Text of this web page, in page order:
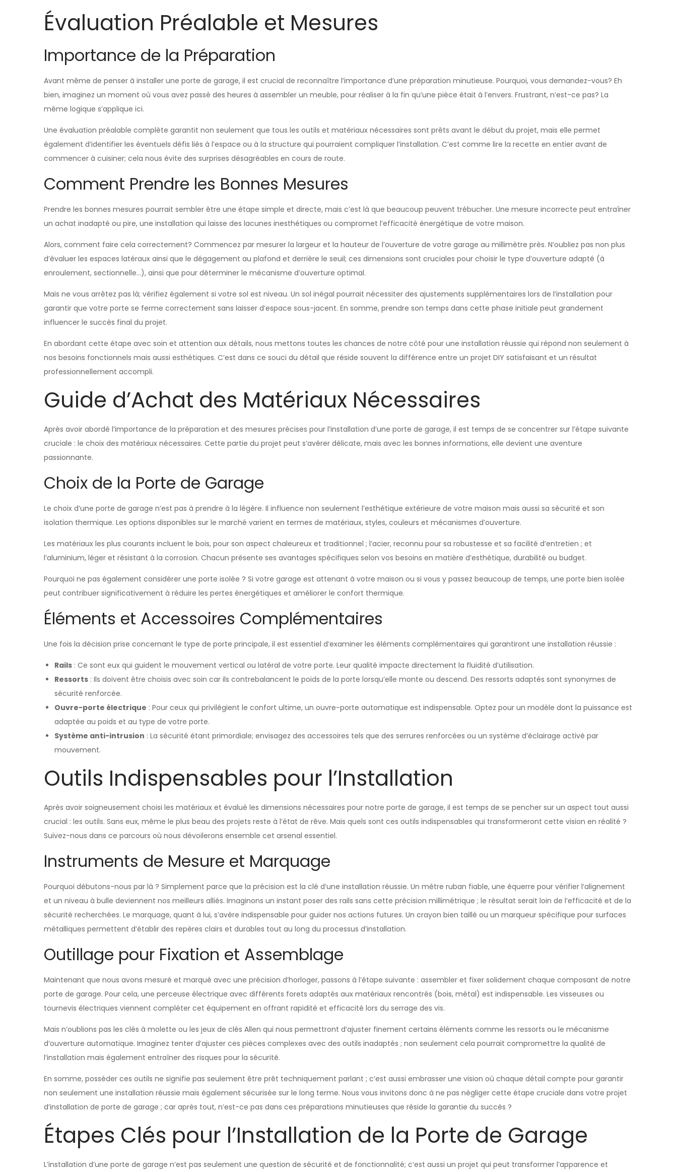
Évaluation Préalable et Mesures
Importance de la Préparation
Avant même de penser à installer une porte de garage, il est crucial de reconnaître l’importance d’une préparation minutieuse. Pourquoi, vous demandez-vous? Eh
bien, imaginez un moment où vous avez passé des heures à assembler un meuble, pour réaliser à la fin qu’une pièce était à l’envers. Frustrant, n’est-ce pas? La
même logique s’applique ici.
Une évaluation préalable complète garantit non seulement que tous les outils et matériaux nécessaires sont prêts avant le début du projet, mais elle permet
également d’identifier les éventuels défis liés à l’espace ou à la structure qui pourraient compliquer l’installation. C’est comme lire la recette en entier avant de
commencer à cuisiner; cela nous évite des surprises désagréables en cours de route.
Comment Prendre les Bonnes Mesures
Prendre les bonnes mesures pourrait sembler être une étape simple et directe, mais c’est là que beaucoup peuvent trébucher. Une mesure incorrecte peut entraîner
un achat inadapté ou pire, une installation qui laisse des lacunes inesthétiques ou compromet l’efficacité énergétique de votre maison.
Alors, comment faire cela correctement? Commencez par mesurer la largeur et la hauteur de l’ouverture de votre garage au millimètre près. N’oubliez pas non plus
d’évaluer les espaces latéraux ainsi que le dégagement au plafond et derrière le seuil; ces dimensions sont cruciales pour choisir le type d’ouverture adapté (à
enroulement, sectionnelle…), ainsi que pour déterminer le mécanisme d’ouverture optimal.
Mais ne vous arrêtez pas là; vérifiez également si votre sol est niveau. Un sol inégal pourrait nécessiter des ajustements supplémentaires lors de l’installation pour
garantir que votre porte se ferme correctement sans laisser d’espace sous-jacent. En somme, prendre son temps dans cette phase initiale peut grandement
influencer le succès final du projet.
En abordant cette étape avec soin et attention aux détails, nous mettons toutes les chances de notre côté pour une installation réussie qui répond non seulement à
nos besoins fonctionnels mais aussi esthétiques. C’est dans ce souci du détail que réside souvent la différence entre un projet DIY satisfaisant et un résultat
professionnellement accompli.
Guide d’Achat des Matériaux Nécessaires
Après avoir abordé l’importance de la préparation et des mesures précises pour l’installation d’une porte de garage, il est temps de se concentrer sur l’étape suivante
cruciale : le choix des matériaux nécessaires. Cette partie du projet peut s’avérer délicate, mais avec les bonnes informations, elle devient une aventure
passionnante.
Choix de la Porte de Garage
Le choix d’une porte de garage n’est pas à prendre à la légère. Il influence non seulement l’esthétique extérieure de votre maison mais aussi sa sécurité et son
isolation thermique. Les options disponibles sur le marché varient en termes de matériaux, styles, couleurs et mécanismes d’ouverture.
Les matériaux les plus courants incluent le bois, pour son aspect chaleureux et traditionnel ; l’acier, reconnu pour sa robustesse et sa facilité d’entretien ; et
l’aluminium, léger et résistant à la corrosion. Chacun présente ses avantages spécifiques selon vos besoins en matière d’esthétique, durabilité ou budget.
Pourquoi ne pas également considérer une porte isolée ? Si votre garage est attenant à votre maison ou si vous y passez beaucoup de temps, une porte bien isolée
peut contribuer significativement à réduire les pertes énergétiques et améliorer le confort thermique.
Éléments et Accessoires Complémentaires
Une fois la décision prise concernant le type de porte principale, il est essentiel d’examiner les éléments complémentaires qui garantiront une installation réussie :
Rails : Ce sont eux qui guident le mouvement vertical ou latéral de votre porte. Leur qualité impacte directement la fluidité d’utilisation.
Ressorts : Ils doivent être choisis avec soin car ils contrebalancent le poids de la porte lorsqu’elle monte ou descend. Des ressorts adaptés sont synonymes de
sécurité renforcée.
Ouvre-porte électrique : Pour ceux qui privilégient le confort ultime, un ouvre-porte automatique est indispensable. Optez pour un modèle dont la puissance est
adaptée au poids et au type de votre porte.
Système anti-intrusion : La sécurité étant primordiale; envisagez des accessoires tels que des serrures renforcées ou un système d’éclairage activé par
mouvement.
Outils Indispensables pour l’Installation
Après avoir soigneusement choisi les matériaux et évalué les dimensions nécessaires pour notre porte de garage, il est temps de se pencher sur un aspect tout aussi
crucial : les outils. Sans eux, même le plus beau des projets reste à l’état de rêve. Mais quels sont ces outils indispensables qui transformeront cette vision en réalité ?
Suivez-nous dans ce parcours où nous dévoilerons ensemble cet arsenal essentiel.
Instruments de Mesure et Marquage
Pourquoi débutons-nous par là ? Simplement parce que la précision est la clé d’une installation réussie. Un mètre ruban fiable, une équerre pour vérifier l’alignement
et un niveau à bulle deviennent nos meilleurs alliés. Imaginons un instant poser des rails sans cette précision millimétrique ; le résultat serait loin de l’efficacité et de la
sécurité recherchées. Le marquage, quant à lui, s’avère indispensable pour guider nos actions futures. Un crayon bien taillé ou un marqueur spécifique pour surfaces
métalliques permettent d’établir des repères clairs et durables tout au long du processus d’installation.
Outillage pour Fixation et Assemblage
Maintenant que nous avons mesuré et marqué avec une précision d’horloger, passons à l’étape suivante : assembler et fixer solidement chaque composant de notre
porte de garage. Pour cela, une perceuse électrique avec différents forets adaptés aux matériaux rencontrés (bois, métal) est indispensable. Les visseuses ou
tournevis électriques viennent compléter cet équipement en offrant rapidité et efficacité lors du serrage des vis.
Mais n’oublions pas les clés à molette ou les jeux de clés Allen qui nous permettront d’ajuster finement certains éléments comme les ressorts ou le mécanisme
d’ouverture automatique. Imaginez tenter d’ajuster ces pièces complexes avec des outils inadaptés ; non seulement cela pourrait compromettre la qualité de
l’installation mais également entraîner des risques pour la sécurité.
En somme, posséder ces outils ne signifie pas seulement être prêt techniquement parlant ; c’est aussi embrasser une vision où chaque détail compte pour garantir
non seulement une installation réussie mais également sécurisée sur le long terme. Nous vous invitons donc à ne pas négliger cette étape cruciale dans votre projet
d’installation de porte de garage ; car après tout, n’est-ce pas dans ces préparations minutieuses que réside la garantie du succès ?
Étapes Clés pour l’Installation de la Porte de Garage
L’installation d’une porte de garage n’est pas seulement une question de sécurité et de fonctionnalité; c’est aussi un projet qui peut transformer l’apparence et